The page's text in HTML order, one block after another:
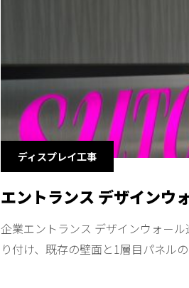
ディスプレイ工事
エントランス デザインウ
企業エントランス デザインウォ－
り付け、既存の壁面と1層目パネル